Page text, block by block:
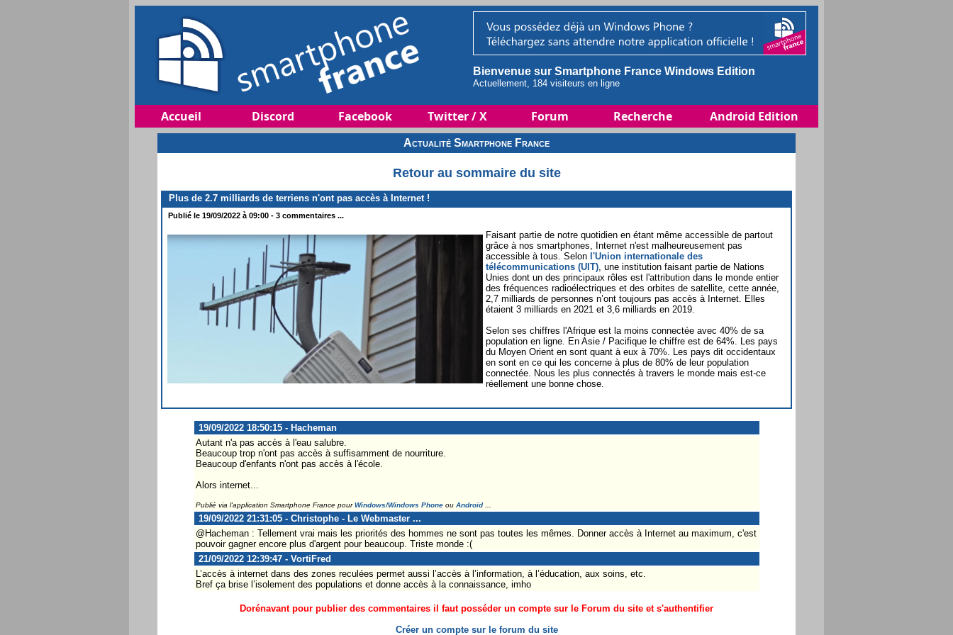
Bienvenue sur Smartphone France Windows Edition
Actuellement, 184 visiteurs en ligne
Accueil Discord Facebook Twitter / X Forum Recherche Android Edition
Actualité Smartphone France
Retour au sommaire du site
Plus de 2.7 milliards de terriens n'ont pas accès à Internet !
Publié le 19/09/2022 à 09:00 - 3 commentaires ...
Faisant partie de notre quotidien en étant même accessible de partout
grâce à nos smartphones, Internet n'est malheureusement pas
accessible à tous. Selon l'Union internationale des
télécommunications (UIT) , une institution faisant partie de Nations
Unies dont un des principaux rôles est l'attribution dans le monde entier
des fréquences radioélectriques et des orbites de satellite, cette année,
2,7 milliards de personnes n’ont toujours pas accès à Internet. Elles
étaient 3 milliards en 2021 et 3,6 milliards en 2019.
Selon ses chiffres l'Afrique est la moins connectée avec 40% de sa
population en ligne. En Asie / Pacifique le chiffre est de 64%. Les pays
du Moyen Orient en sont quant à eux à 70%. Les pays dit occidentaux
en sont en ce qui les concerne à plus de 80% de leur population
connectée. Nous les plus connectés à travers le monde mais est-ce
réellement une bonne chose.
19/09/2022 18:50:15 - Hacheman
Autant n'a pas accès à l'eau salubre.
Beaucoup trop n'ont pas accès à suffisamment de nourriture.
Beaucoup d'enfants n'ont pas accès à l'école.
Alors internet...
Publié via l'application Smartphone France pourWindows/Windows Phoneou Android...
19/09/2022 21:31:05 - Christophe - Le Webmaster ...
@Hacheman : Tellement vrai mais les priorités des hommes ne sont pas toutes les mêmes. Donner accès à Internet au maximum, c'est
pouvoir gagner encore plus d'argent pour beaucoup. Triste monde :(
21/09/2022 12:39:47 - VortiFred
L’accès à internet dans des zones reculées permet aussi l’accès à l’information, à l’éducation, aux soins, etc.
Bref ça brise l’isolement des populations et donne accès à la connaissance, imho
Dorénavant pour publier des commentaires il faut posséder un compte sur le Forum du site et s'authentifier
Créer un compte sur le forum du site